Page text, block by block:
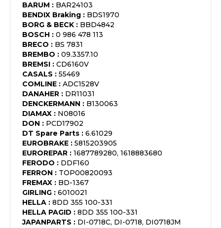
BARUM : BAR24103
BENDIX Braking : BDS1970
BORG & BECK : BBD4842
BOSCH : 0 986 478 113
BRECO : BS 7831
BREMBO : 09.3357.10
BREMSI : CD6160V
CASALS : 55469
COMLINE : ADC1528V
DANAHER : DR11031
DENCKERMANN : B130063
DIAMAX : N08016
DON : PCD17902
DT Spare Parts : 6.61029
EUROBRAKE : 5815203905
EUROREPAR : 1687789280, 1618883680
FERODO : DDF160
FERRON : TOP00820093
FREMAX : BD-1367
GIRLING : 6010021
HELLA : 8DD 355 100-331
HELLA PAGID : 8DD 355 100-331
JAPANPARTS : DI-0718C, DI-0718, DI0718JM